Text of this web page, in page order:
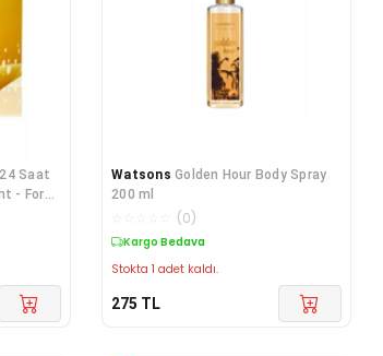
Saat
- For
Watsons Golden Hour Body Spray
200 ml
(0)
Kargo Bedava
Stokta 1 adet kaldı.
275 TL